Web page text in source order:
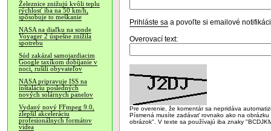
Železnice znižujú kvôli teplu
rýchlosť iba na 50 km/h,
spôsobuje to meškanie
NASA na diaľku na sonde
Voyager 2 úspešne znížila
spotrebu
Súd zakázal samojazdiacim
Google taxíkom dobíjanie v
noci, rušili obyvateľov
NASA pripravuje ISS na
inštaláciu posledných
nových solárnych panelov
Vydaný nový FFmpeg 9.0,
zlepšil akceleráciu
profesionálnych formátov
videa
Prihláste sa a povoľte si emailové
Overovací text:
Pre overenie, že komentár sa nepridáva
Písmená musíte zadávať rovnako ako na
obrázok". V texte sa používajú iba znaky